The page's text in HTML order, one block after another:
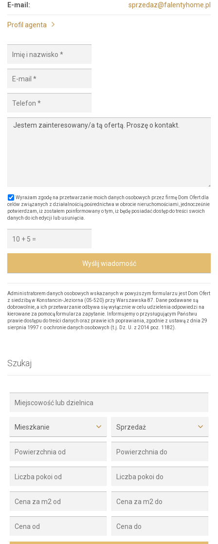
E-mail:
sprzedaz@falentyhome.pl
Profil agenta
Wyrażam zgodę na przetwarzanie moich danych osobowych przez firmę Dom Ofert dla
celów związanych z działalnością pośrednictwa w obrocie nieruchomościami, jednocześnie
potwierdzam, iż zostałem poinformowany o tym, iż będę posiadać dostęp do treści swoich
danych do ich edycji lub usunięcia.
Wyślij wiadomość
Administratorem danych osobowych wskazanych w powyższym formularzu jest Dom Ofert
z siedzibą w Konstancin-Jeziorna (05-520) przy Warszawska 87. Dane podawane są
dobrowolnie, a ich przetwarzanie odbywa się wyłącznie w celu udzielenia odpowiedzi na
kierowane za pomocą formularza zapytanie. Informujemy o przysługującym Państwu
prawie dostępu do treści danych oraz prawie ich poprawiania, zgodnie z ustawą z dnia 29
sierpnia 1997 r. o ochronie danych osobowych (t.j. Dz. U. z 2014 poz. 1182).
Szukaj
Mieszkanie Sprzedaż